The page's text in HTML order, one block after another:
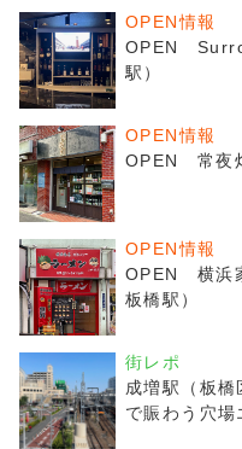
OPEN情報
OPEN
駅）
OPEN情報
OPEN 常夜
OPEN情報
OPEN 横浜
板橋駅）
街レポ
成増駅（板
で賑わう穴場